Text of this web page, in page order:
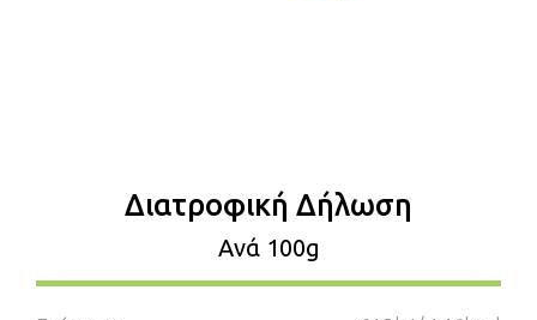
Διατροφική Δήλωση
Aνά 100g